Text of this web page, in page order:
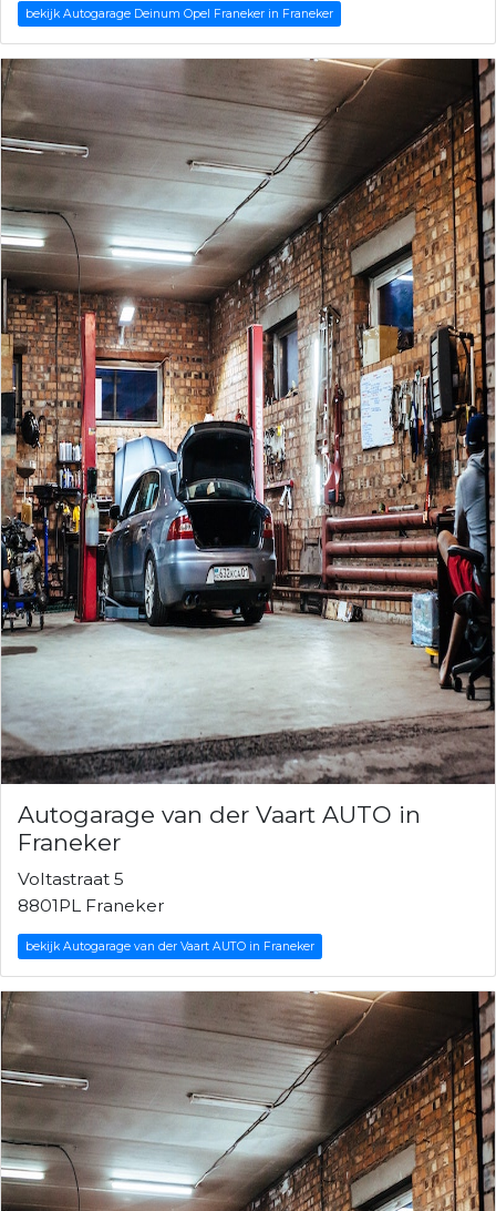
bekijk Autogarage Deinum Opel Franeker in Franeker
Autogarage van der Vaart AUTO in
Franeker
Voltastraat 5
8801PL Franeker
bekijk Autogarage van der Vaart AUTO in Franeker